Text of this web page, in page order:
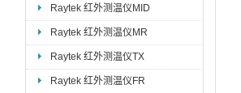
Raytek 红外测温仪MID
Raytek 红外测温仪MR
Raytek 红外测温仪TX
Raytek 红外测温仪FR